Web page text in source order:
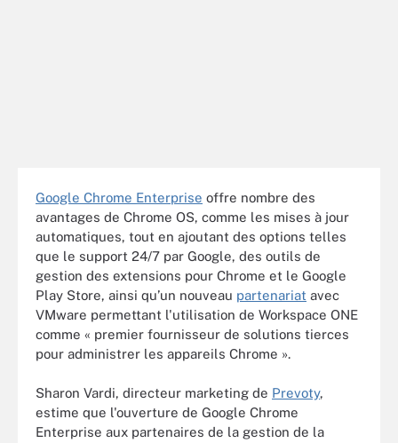
Google Chrome Enterprise offre nombre des
avantages de Chrome OS, comme les mises à jour
automatiques, tout en ajoutant des options telles
que le support 24/7 par Google, des outils de
gestion des extensions pour Chrome et le Google
Play Store, ainsi qu’un nouveau partenariat avec
VMware permettant l'utilisation de Workspace ONE
comme « premier fournisseur de solutions tierces
pour administrer les appareils Chrome ».
Sharon Vardi, directeur marketing de Prevoty,
estime que l'ouverture de Google Chrome
Enterprise aux partenaires de la gestion de la